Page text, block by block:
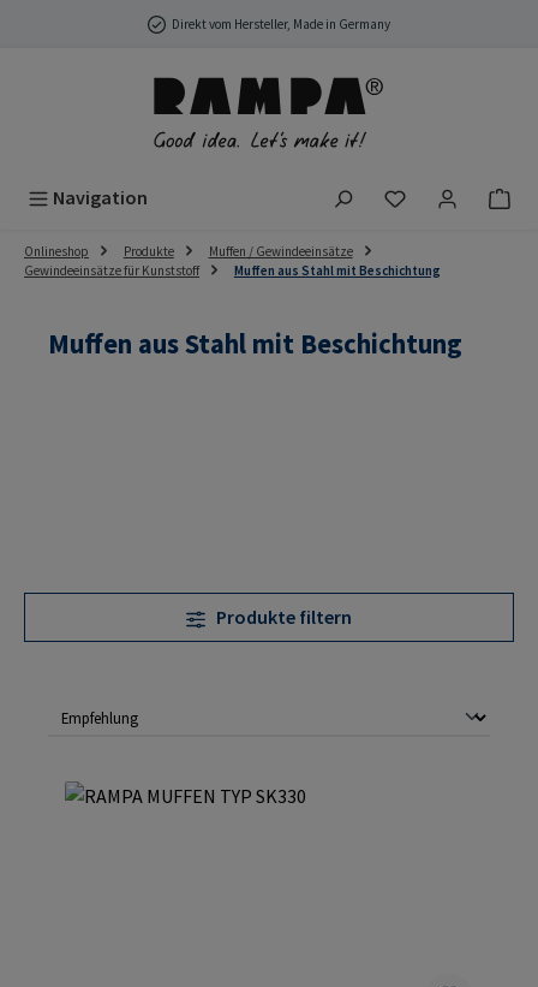
Zum Hauptinhalt springenDirekt vom Hersteller, Made in Germany
Navigation Du hast 0
Onlineshop Produkte
Muffen / Gewindeeinsätze
Gewindeeinsätze für Kunststoff
Muffen aus Stahl mit Beschichtung
Muffen aus Stahl mit Beschichtung
Produkte filtern